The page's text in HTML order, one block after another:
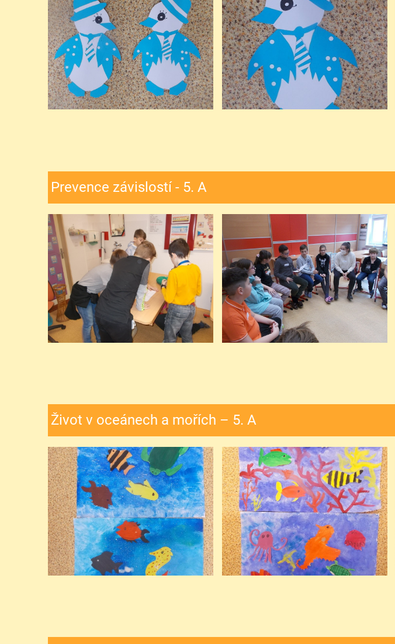
Prevence závislostí - 5. A
Život v oceánech a mořích – 5. A